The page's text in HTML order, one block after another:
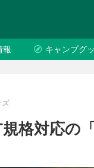
報 キャンプグ
ズ
格対応の